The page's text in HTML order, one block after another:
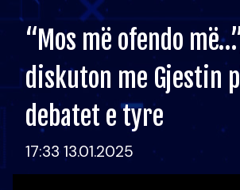
“Mos më ofendo
diskuton me Gjestin
debatet e tyre
17:33 13.01.2025